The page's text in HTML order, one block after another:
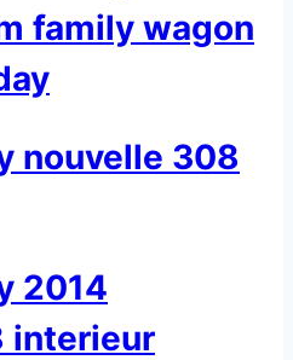
family wagon
nouvelle 308
2014
interieur